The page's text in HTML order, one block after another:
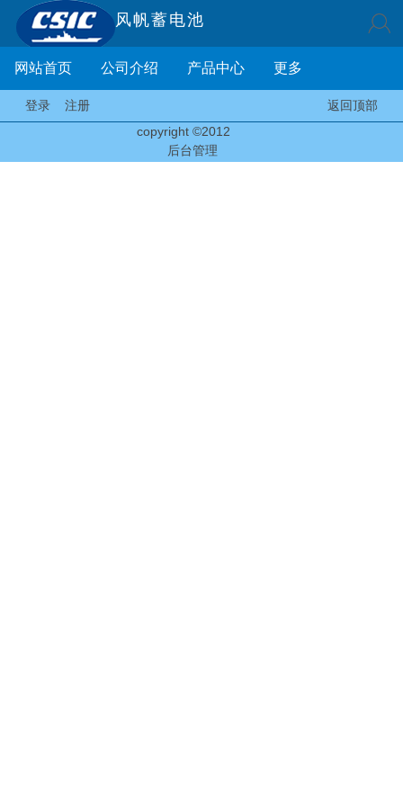
风帆蓄电池
网站首页 公司介绍 产品中心 更多
登录 注册
返回顶部
copyright ©2012
后台管理